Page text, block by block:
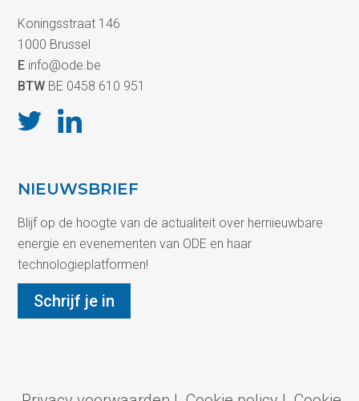
Koningsstraat 146
1000 Brussel
E info@ode.be
BTW BE 0458 610 951
NIEUWSBRIEF
Blijf op de hoogte van de actualiteit over hernieuwbare
energie en evenementen van ODE en haar
technologieplatformen!
Schrijf je in